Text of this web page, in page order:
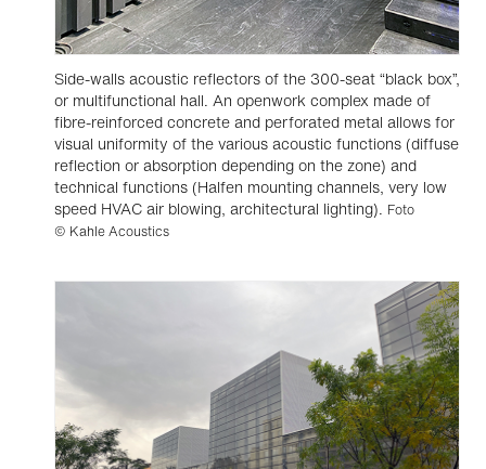
Side-walls acoustic reflectors of the 300-seat “black box”,
or multifunctional hall. An openwork complex made of
fibre-reinforced concrete and perforated metal allows for
visual uniformity of the various acoustic functions (diffuse
reflection or absorption depending on the zone) and
technical functions (Halfen mounting channels, very low
speed HVAC air blowing, architectural lighting). Foto
© Kahle Acoustics